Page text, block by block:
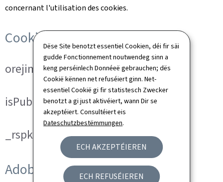
Dëse Site benotzt essentiel Cookien, déi fir säi
gudde Fonctionnement noutwendeg sinn a
keng perséinlech Donnéeë gebrauchen; dës
Cookië kënnen net refuséiert ginn. Net-
essentiel Cookië gi fir statistesch Zwecker
benotzt a gi just aktivéiert, wann Dir se
akzeptéiert. Consultéiert eis
Dateschutzbestëmmungen.
ECH AKZEPTÉIEREN
ECH REFUSÉIEREN
concernant l'utilisation des cookies.
Cookies techniques
orejime
isPublicWebsite
_rspkrLoadCore (ReadSpeaker)
Adobe Analytics